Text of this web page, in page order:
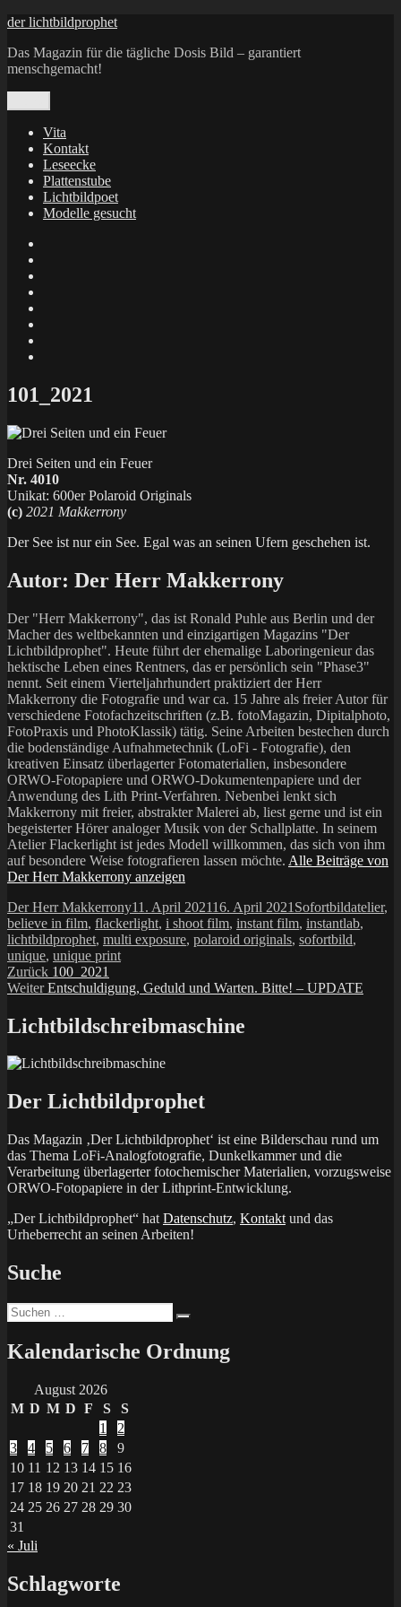
Zum
springen
der lichtbildprophet
Das Magazin für die tägliche Dosis Bild – garantiert
menschgemacht!
Vita
Kontakt
Leseecke
Plattenstube
Lichtbildpoet
Modelle gesucht
X
101_2021
Drei Seiten und ein Feuer
Nr. 4010
Unikat: 600er Polaroid Originals
(c) 2021 Makkerrony
Der See ist nur ein See. Egal was an seinen Ufern geschehen ist.
Autor: Der Herr Makkerrony
Der "Herr Makkerrony", das ist Ronald Puhle aus Berlin und der
Macher des weltbekannten und einzigartigen Magazins "Der
Lichtbildprophet". Heute führt der ehemalige Laboringenieur das
hektische Leben eines Rentners, das er persönlich sein "Phase3"
nennt. Seit einem Vierteljahrhundert praktiziert der Herr
Makkerrony die Fotografie und war ca. 15 Jahre als freier Autor für
verschiedene Fotofachzeitschriften (z.B. fotoMagazin, Dipitalphoto,
FotoPraxis und PhotoKlassik) tätig. Seine Arbeiten bestechen durch
die bodenständige Aufnahmetechnik (LoFi - Fotografie), den
kreativen Einsatz überlagerter Fotomaterialien, insbesondere
ORWO-Fotopapiere und ORWO-Dokumentenpapiere und der
Anwendung des Lith Print-Verfahren. Nebenbei lenkt sich
Makkerrony mit freier, abstrakter Malerei ab, liest gerne und ist ein
begeisterter Hörer analoger Musik von der Schallplatte. In seinem
Atelier Flackerlight ist jedes Modell willkommen, das sich von ihm
auf besondere Weise fotografieren lassen möchte. Alle Beiträge von
Der Herr Makkerrony anzeigen
Autor
Der Herr MakkerronyVeröffentlicht
am
11. April 202116. April 2021 Kategorien
Sofortbildatelier,
believe in film, flackerlight, i shoot film, instant film, instantlab,
lichtbildprophet, multi exposure, polaroid originals, sofortbild,
unique, unique print
Beitragsnavigation
Zurück Vorheriger
Beitrag:
100_2021
Weiter Nächster
Entschuldigung, Geduld und Warten. Bitte! – UPDATE
Lichtbildschreibmaschine
Der Lichtbildprophet
Das Magazin ‚Der Lichtbildprophet‘ ist eine Bilderschau rund um
das Thema LoFi-Analogfotografie, Dunkelkammer und die
Verarbeitung überlagerter fotochemischer Materialien, vorzugsweise
ORWO-Fotopapiere in der Lithprint-Entwicklung.
„Der Lichtbildprophet“ hat Datenschutz, Kontakt und das
Urheberrecht an seinen Arbeiten!
Suche
Suchen
nach:
Kalendarische Ordnung
August 2026
M D M D F S
S
1
2
3
4 5 6 7 8
9
10 11 12 13 14 15 16
17 18 19 20 21 22 23
24 25 26 27 28 29 30
31
« Juli
Schlagworte